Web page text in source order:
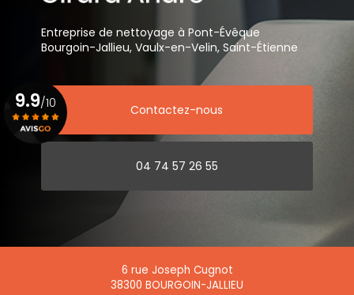
Entreprise de nettoyage à Pont-Évêque
Bourgoin-Jallieu, Vaulx-en-Velin, Saint-Étienne
Contactez-nous
04 74 57 26 55
6 rue Joseph Cugnot
38300 BOURGOIN-JALLIEU
9.9/10